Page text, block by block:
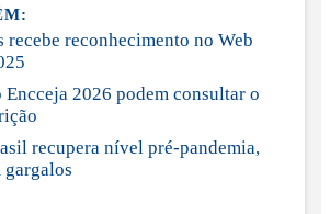
recebe reconhecimento no Web
Encceja 2026 podem consultar o
recupera nível pré-pandemia,
gargalos